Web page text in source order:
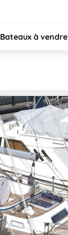
Bateaux à vendre